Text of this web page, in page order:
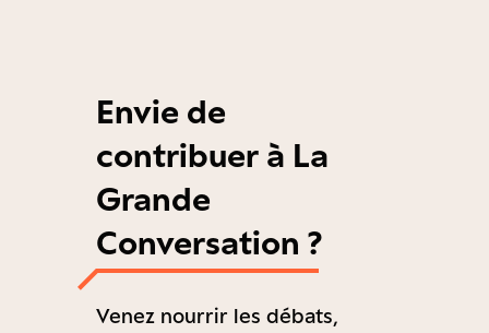
Envie de
contribuer à La
Grande
Conversation ?
Venez nourrir les débats,